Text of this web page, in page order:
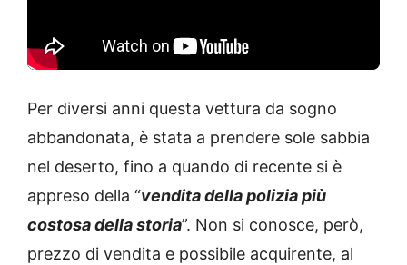
Per diversi anni questa vettura da sogno
abbandonata, è stata a prendere sole sabbia
nel deserto, fino a quando di recente si è
appreso della “vendita della polizia più
costosa della storia”. Non si conosce, però,
prezzo di vendita e possibile acquirente, al